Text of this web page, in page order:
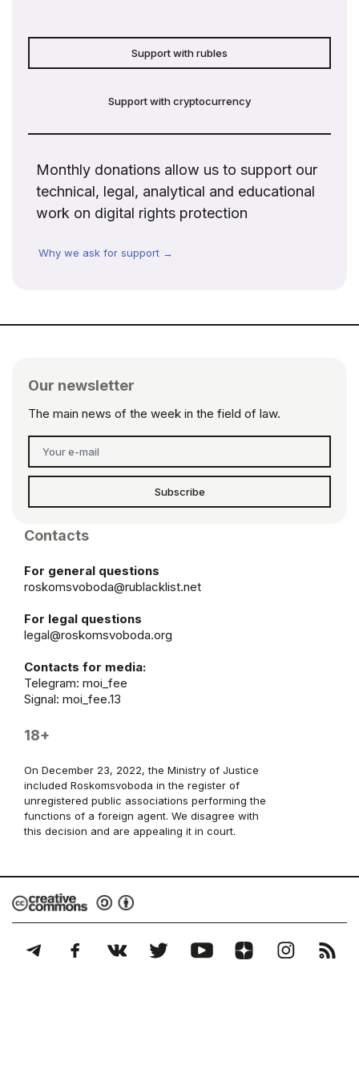
Support with rubles
Support with cryptocurrency
Monthly donations allow us to support our
technical, legal, analytical and educational
work on digital rights protection
Why we ask for support →
Our newsletter
The main news of the week in the field of law.
Subscribe
Contacts
For general questions
roskomsvoboda@rublacklist.net
For legal questions
legal@roskomsvoboda.org
Contacts for media:
Telegram: moi_fee
Signal: moi_fee.13
18+
On December 23, 2022, the Ministry of Justice
included Roskomsvoboda in the register of
unregistered public associations performing the
functions of a foreign agent. We disagree with
this decision and are appealing it in court.